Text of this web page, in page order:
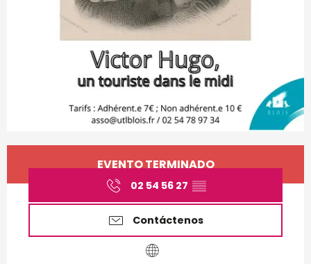
Horarios y datos de
EVENTO TERMINADO
02 54 56 27 ▒▒
Contáctenos